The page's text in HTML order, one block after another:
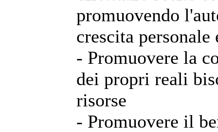
promuovendo
crescita
- Promuovere la
dei propri reali
risorse
- Promuovere il